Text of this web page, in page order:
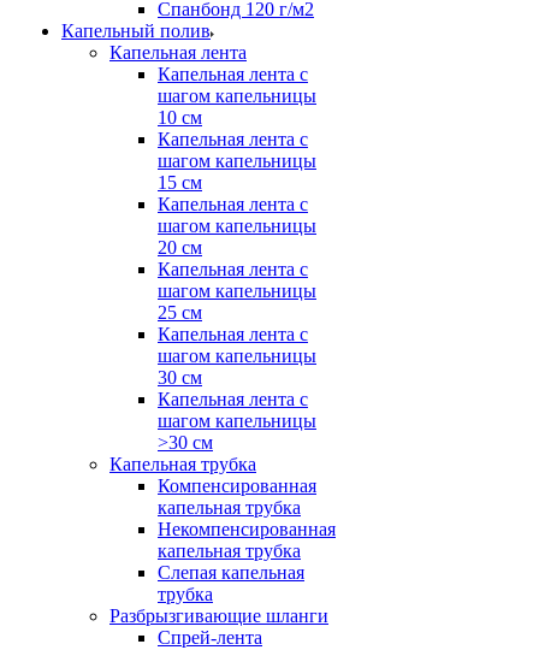
Спанбонд 120 г/м2
Капельный полив
Капельная лента
Капельная лента с
шагом капельницы
10 см
Капельная лента с
шагом капельницы
15 см
Капельная лента с
шагом капельницы
20 см
Капельная лента с
шагом капельницы
25 см
Капельная лента с
шагом капельницы
30 см
Капельная лента с
шагом капельницы
>30 см
Капельная трубка
Компенсированная
капельная трубка
Некомпенсированная
капельная трубка
Слепая капельная
трубка
Разбрызгивающие шланги
Спрей-лента